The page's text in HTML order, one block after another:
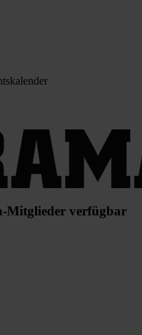
Mitglieder verfügbar